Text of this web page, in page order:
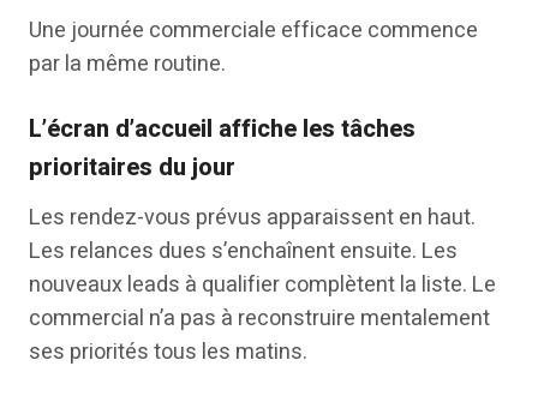
Une journée commerciale efficace commence
par la même routine.
L’écran d’accueil affiche les tâches
prioritaires du jour
Les rendez-vous prévus apparaissent en haut.
Les relances dues s’enchaînent ensuite. Les
nouveaux leads à qualifier complètent la liste. Le
commercial n’a pas à reconstruire mentalement
ses priorités tous les matins.